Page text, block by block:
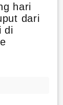
hari
dari
di